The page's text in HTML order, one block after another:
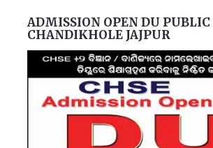
ADMISSION OPEN DU PUBLIC
CHANDIKHOLE JAJPUR